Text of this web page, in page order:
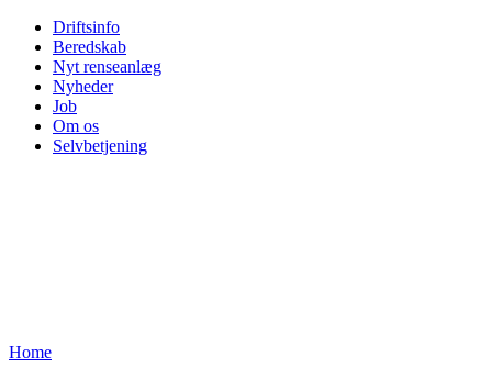
Driftsinfo
Beredskab
Nyt renseanlæg
Nyheder
Job
Om os
Selvbetjening
Home